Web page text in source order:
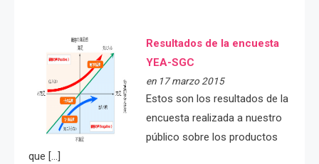
Resultados de la encuesta
YEA-SGC
en 17 marzo 2015
Estos son los resultados de la
encuesta realizada a nuestro
público sobre los productos
que […]